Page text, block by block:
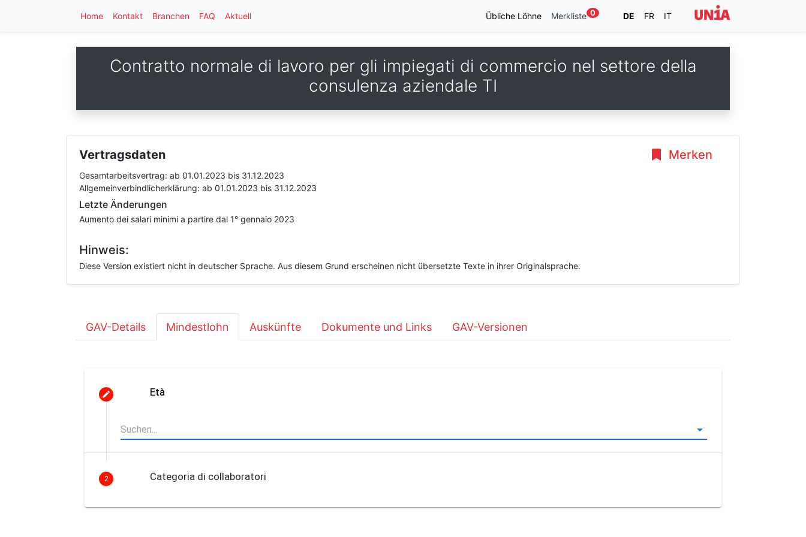
Home Kontakt Branchen FAQ Aktuell Übliche Löhne Merkliste 0 DE FR IT
Contratto normale di lavoro per gli impiegati di commercio nel settore della
consulenza aziendale TI
Merken
Vertragsdaten
Gesamtarbeitsvertrag: ab 01.01.2023 bis 31.12.2023
Allgemeinverbindlicherklärung: ab 01.01.2023 bis 31.12.2023
Letzte Änderungen
Aumento dei salari minimi a partire dal 1° gennaio 2023
Hinweis:
Diese Version existiert nicht in deutscher Sprache. Aus diesem Grund erscheinen nicht übersetzte Texte in ihrer Originalsprache.
GAV-Details Mindestlohn Auskünfte Dokumente und Links GAV-Versionen
Età
2 Categoria di collaboratori